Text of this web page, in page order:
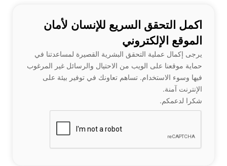
اكمل التحقق السريع للإنسان لأمان
الموقع الإلكتروني
يرجى إكمال عملية التحقق البشرية القصيرة لمساعدتنا في
حماية موقعنا على الويب من الاحتيال والرسائل غير المرغوب
فيها وسوء الاستخدام. تساهم تعاونك في توفير بيئة على
الإنترنت آمنة.
شكرا لدعمكم.